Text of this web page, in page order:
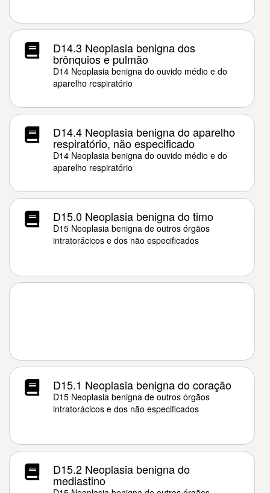
D14.3 Neoplasia benigna dos
brônquios e pulmão
D14 Neoplasia benigna do ouvido médio e do
aparelho respiratório
D14.4 Neoplasia benigna do aparelho
respiratório, não especificado
D14 Neoplasia benigna do ouvido médio e do
aparelho respiratório
D15.0 Neoplasia benigna do timo
D15 Neoplasia benigna de outros órgãos
intratorácicos e dos não especificados
D15.1 Neoplasia benigna do coração
D15 Neoplasia benigna de outros órgãos
intratorácicos e dos não especificados
D15.2 Neoplasia benigna do
mediastino